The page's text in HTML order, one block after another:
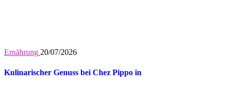
Ernährung 20/07/2026
Kulinarischer Genuss bei Chez Pippo in